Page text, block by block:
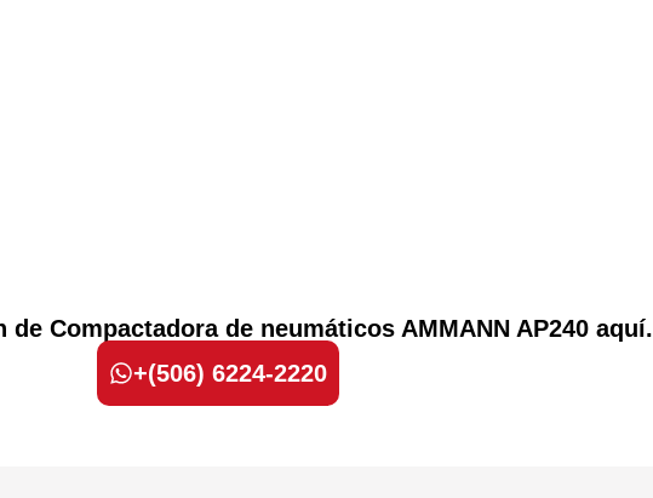
Compactadora de neumáticos AMMANN AP240 aquí.
+(506) 6224-2220